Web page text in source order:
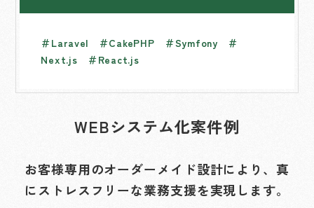
＃Laravel ＃CakePHP ＃Symfony ＃
Next.js ＃React.js
WEBシステム化案件例
お客様専用のオーダーメイド設計により、真
にストレスフリーな業務支援を実現します。